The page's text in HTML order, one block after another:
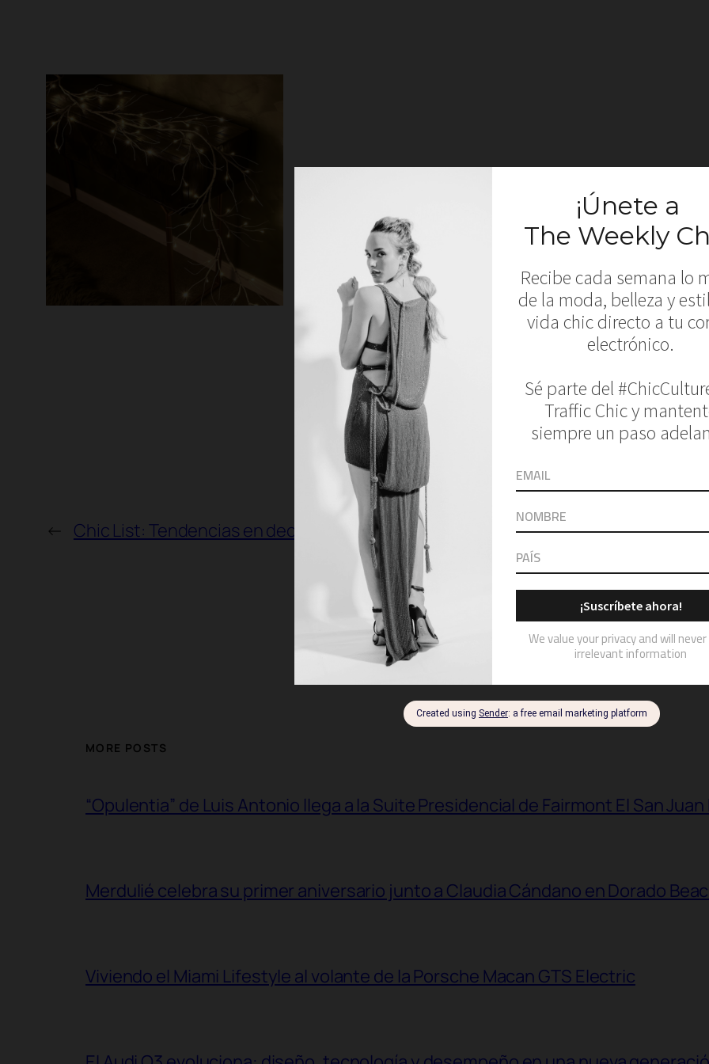
← Chic List: Tendencias en decoración navideña para un hogar sofisticado esta
MORE POSTS
“Opulentia” de Luis Antonio llega a la Suite Presidencial de Fairmont El San
Merdulié celebra su primer aniversario junto a Claudia Cándano en Dorado
Viviendo el Miami Lifestyle al volante de la Porsche Macan GTS Electric